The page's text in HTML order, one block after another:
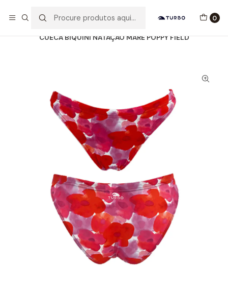
0
CUECA BIQUINI NATAÇÃO MARE POPPY FIELD